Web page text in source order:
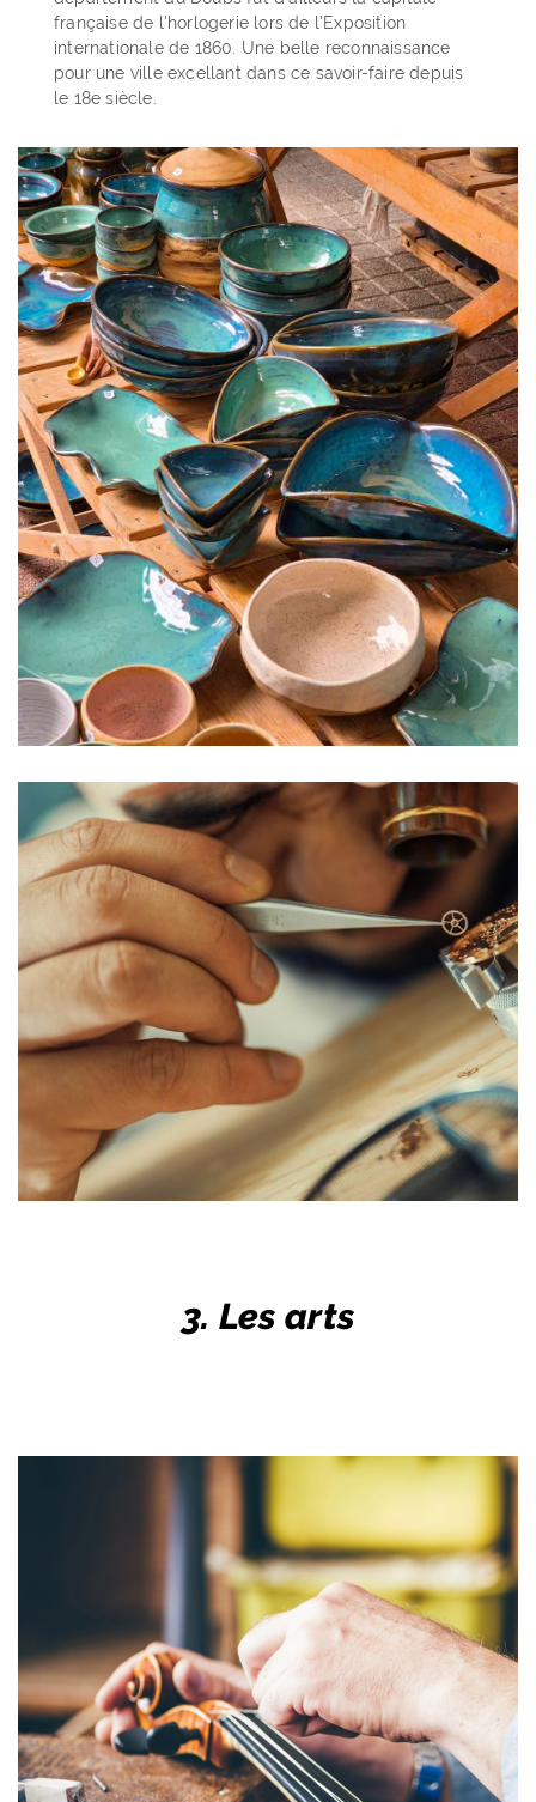
française de l'horlogerie lors de l'Exposition
internationale de 1860. Une belle reconnaissance
pour une ville excellant dans ce savoir-faire depuis
le 18e siècle.
3. Les arts